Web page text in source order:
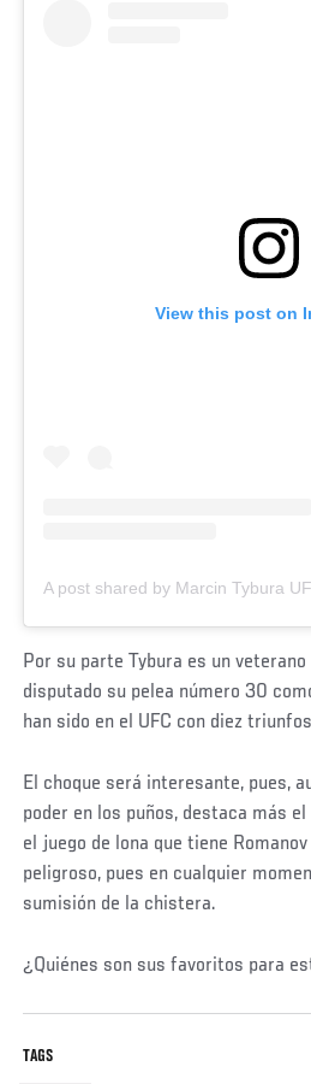
View this post on
Por su parte Tybura es un
disputado su pelea número 30
han sido en el UFC con diez
El choque será interesante, pues,
poder en los puños, destaca más
el juego de lona que tiene
peligroso, pues en cualquier
sumisión de la chistera.
¿Quiénes son sus favoritos para
TAGS